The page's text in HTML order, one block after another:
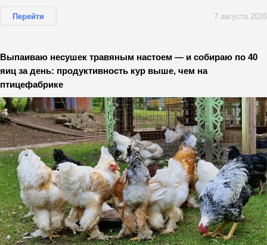
Перейти 7 августа 2026
Выпаиваю несушек травяным настоем — и собираю по 40
яиц за день: продуктивность кур выше, чем на
птицефабрике